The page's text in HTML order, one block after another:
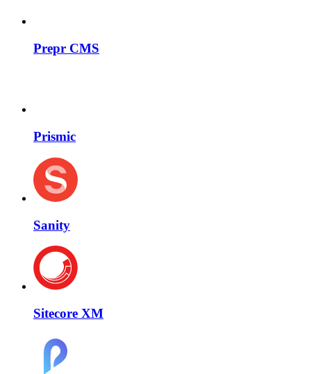
Prepr CMS
Prismic
Sanity
Sitecore XM